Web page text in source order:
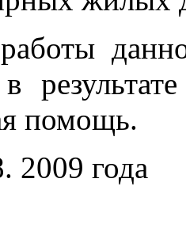
помощь.
2009 года